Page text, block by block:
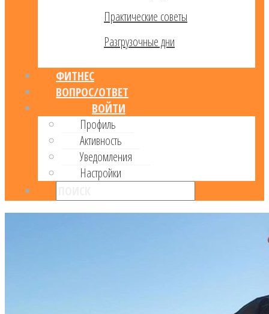
Практические советы
Разгрузочные дни
ФИТНЕС
ВОПРОС/ОТВЕТ
ВОЙТИ
Профиль
Активность
Уведомления
Настройки